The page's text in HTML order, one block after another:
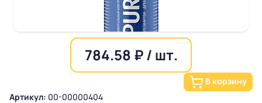
784.58 ₽ / шт.
В корзину
Артикул: 00-00000404